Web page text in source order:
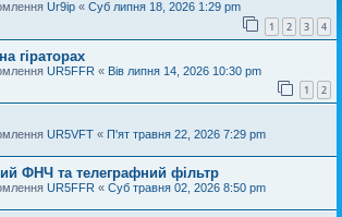
Ur9ip « Суб липня 18, 2026 1:29 pm
1 2 3 4
гіраторах
UR5FFR « Вів липня 14, 2026 10:30 pm
1 2
UR5VFT « П'ят травня 22, 2026 7:29 pm
ФНЧ та телеграфний фільтр
UR5FFR « Суб травня 02, 2026 8:50 pm